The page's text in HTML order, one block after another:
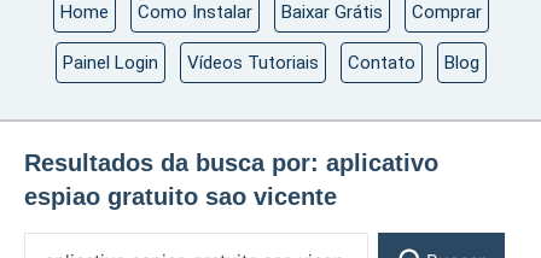
Home Como Instalar Baixar Grátis Comprar
Painel Login Vídeos Tutoriais Contato Blog
Resultados da busca por: aplicativo
espiao gratuito sao vicente